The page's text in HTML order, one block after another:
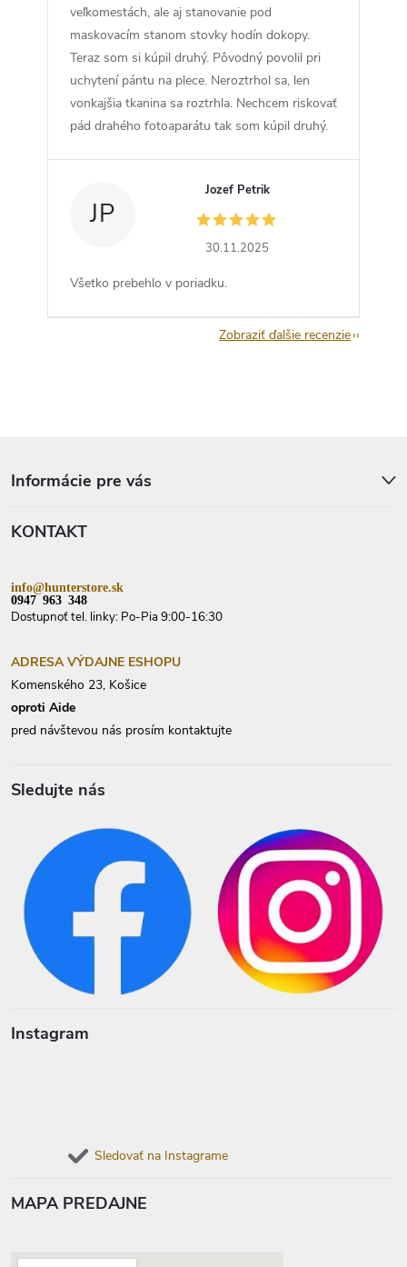
veľkomestách, ale aj stanovanie pod
maskovacím stanom stovky hodín dokopy.
Teraz som si kúpil druhý. Pôvodný povolil pri
uchytení pántu na plece. Neroztrhol sa, len
vonkajšia tkanina sa roztrhla. Nechcem riskovať
pád drahého fotoaparátu tak som kúpil druhý.
JP
Jozef Petrik
30.11.2025
Všetko prebehlo v poriadku.
Zobraziť ďalšie recenzie
Informácie pre vás
KONTAKT
info@hunterstore.sk
0947 963 348
Dostupnoť tel. linky: Po-Pia 9:00-16:30
ADRESA VÝDAJNE ESHOPU
Komenského 23, Košice
oproti Aide
pred návštevou nás prosím kontaktujte
Sledujte nás
Instagram
Sledovať na Instagrame
MAPA PREDAJNE